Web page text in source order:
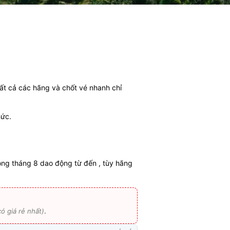
cả các hãng và chốt vé nhanh chỉ
tháng 8 dao động từ đến , tùy hãng
giá rẻ nhất).